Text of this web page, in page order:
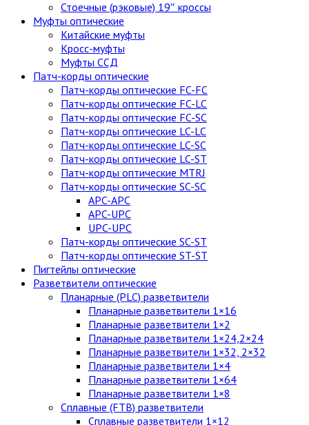
Стоечные (рэковые) 19″ кроссы
Муфты оптические
Китайские муфты
Кросс-муфты
Муфты ССД
Патч-корды оптические
Патч-корды оптические FC-FC
Патч-корды оптические FC-LC
Патч-корды оптические FC-SC
Патч-корды оптические LC-LC
Патч-корды оптические LC-SC
Патч-корды оптические LC-ST
Патч-корды оптические MTRJ
Патч-корды оптические SC-SC
APC-APC
APC-UPC
UPC-UPC
Патч-корды оптические SC-ST
Патч-корды оптические ST-ST
Пигтейлы оптические
Разветвители оптические
Планарные (PLC) разветвители
Планарные разветвители 1×16
Планарные разветвители 1×2
Планарные разветвители 1×24,2×24
Планарные разветвители 1×32, 2×32
Планарные разветвители 1×4
Планарные разветвители 1×64
Планарные разветвители 1×8
Сплавные (FTB) разветвители
Сплавные разветвители 1×12